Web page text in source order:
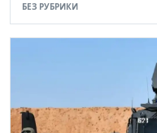
БЕЗ РУБРИКИ